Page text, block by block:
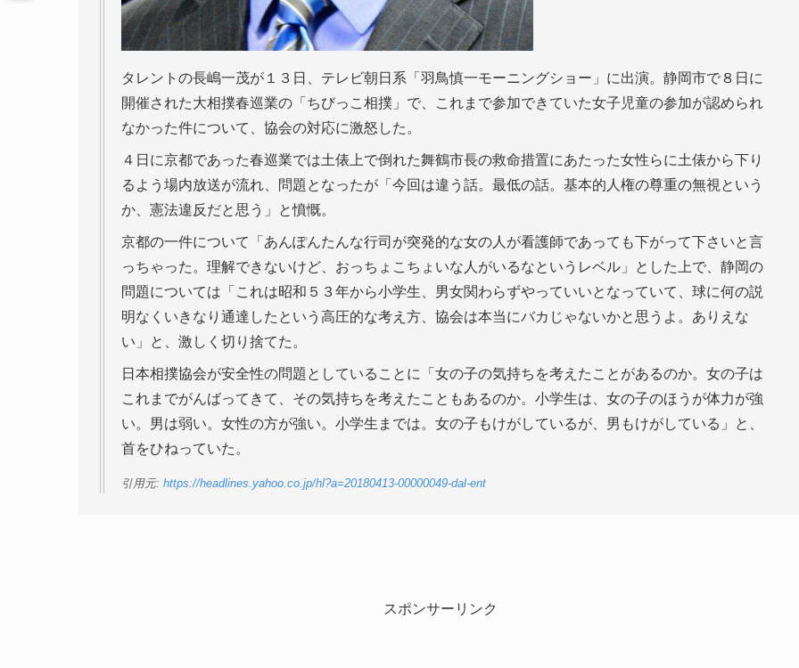
タレントの長嶋一茂が１３日、テレビ朝日系「羽鳥慎一モーニングショー」に出演。静岡市で８日に
開催された大相撲春巡業の「ちびっこ相撲」で、これまで参加できていた女子児童の参加が認められ
なかった件について、協会の対応に激怒した。
４日に京都であった春巡業では土俵上で倒れた舞鶴市長の救命措置にあたった女性らに土俵から下り
るよう場内放送が流れ、問題となったが「今回は違う話。最低の話。基本的人権の尊重の無視という
か、憲法違反だと思う」と憤慨。
京都の一件について「あんぽんたんな行司が突発的な女の人が看護師であっても下がって下さいと言
っちゃった。理解できないけど、おっちょこちょいな人がいるなというレベル」とした上で、静岡の
問題については「これは昭和５３年から小学生、男女関わらずやっていいとなっていて、球に何の説
明なくいきなり通達したという高圧的な考え方、協会は本当にバカじゃないかと思うよ。ありえな
い」と、激しく切り捨てた。
日本相撲協会が安全性の問題としていることに「女の子の気持ちを考えたことがあるのか。女の子は
これまでがんばってきて、その気持ちを考えたこともあるのか。小学生は、女の子のほうが体力が強
い。男は弱い。女性の方が強い。小学生までは。女の子もけがしているが、男もけがしている」と、
首をひねっていた。
引用元: https://headlines.yahoo.co.jp/hl?a=20180413-00000049-dal-ent
スポンサーリンク